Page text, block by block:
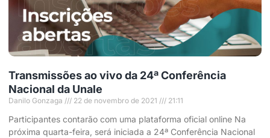
Transmissões ao vivo da 24ª Conferência
Nacional da Unale
Danilo Gonzaga 22 de novembro de 2021 21:11
Participantes contarão com uma plataforma oficial online Na
próxima quarta-feira, será iniciada a 24ª Conferência Nacional